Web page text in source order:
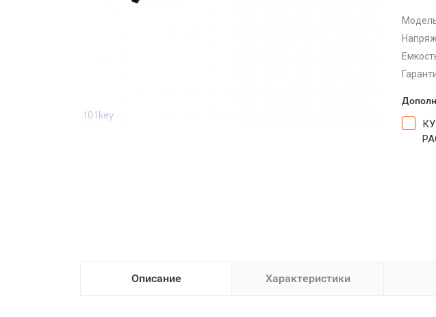
Описание Характеристики